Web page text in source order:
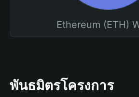
Ethereum (ETH)
พันธมิตรโครงการ